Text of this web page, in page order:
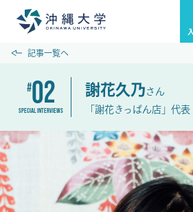
記事一覧へ
02
SPECIAL INTERVIEWS
謝花久乃 さん
「謝花きっぱん店」代